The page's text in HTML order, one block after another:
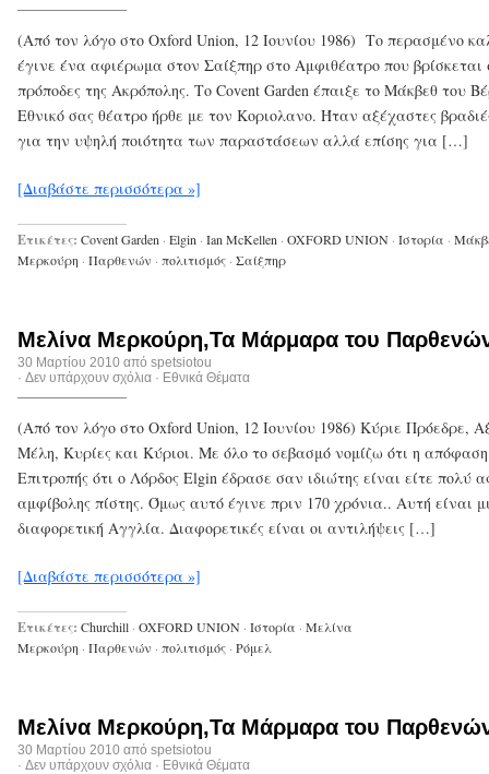
(Από τον λόγο στο Oxford Union, 12 Ιουνίου 1986) Το περασμένο
έγινε ένα αφιέρωμα στον Σαίξπηρ στο Αμφιθέατρο που βρίσκεται
πρόποδες της Ακρόπολης. Το Covent Garden έπαιξε το Μάκβεθ του
Εθνικό σας θέατρο ήρθε με τον Κοριολανο. Ήταν αξέχαστες
για την υψηλή ποιότητα των παραστάσεων αλλά επίσης για […]
[Διαβάστε περισσότερα »]
Ετικέτες: Covent Garden · Elgin · Ian McKellen · OXFORD UNION · Ιστορία ·
Μερκούρη · Παρθενών · πολιτισμός · Σαίξπηρ
Μελίνα Μερκούρη,Τα Μάρμαρα του
30 Μαρτίου 2010 από spetsiotou
· Δεν υπάρχουν σχόλια · Εθνικά Θέματα
(Από τον λόγο στο Oxford Union, 12 Ιουνίου 1986) Κύριε Πρόεδρε,
Μέλη, Κυρίες και Κύριοι. Με όλο το σεβασμό νομίζω ότι η απόφαση
Επιτροπής ότι ο Λόρδος Elgin έδρασε σαν ιδιώτης είναι είτε πολύ
αμφίβολης πίστης. Όμως αυτό έγινε πριν 170 χρόνια.. Αυτή είναι
διαφορετική Αγγλία. Διαφορετικές είναι οι αντιλήψεις […]
[Διαβάστε περισσότερα »]
Ετικέτες: Churchill · OXFORD UNION · Ιστορία · Μελίνα
Μερκούρη · Παρθενών · πολιτισμός · Ρόμελ
Μελίνα Μερκούρη,Τα Μάρμαρα του
30 Μαρτίου 2010 από spetsiotou
· Δεν υπάρχουν σχόλια · Εθνικά Θέματα